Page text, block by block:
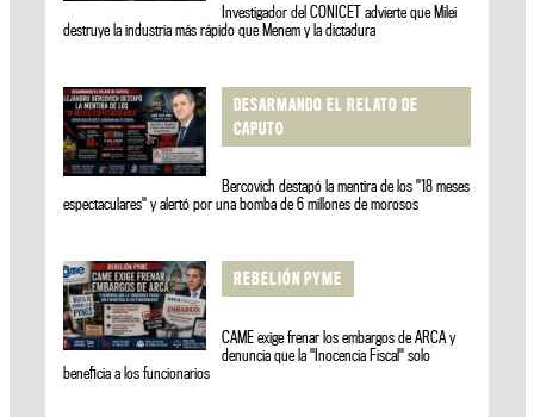
Investigador del CONICET advierte que Milei
destruye la industria más rápido que Menem y la dictadura
DESARMANDO EL RELATO DE
CAPUTO
Bercovich destapó la mentira de los "18 meses
espectaculares" y alertó por una bomba de 6 millones de morosos
REBELIÓN PYME
CAME exige frenar los embargos de ARCA y
denuncia que la "Inocencia Fiscal" solo
beneficia a los funcionarios